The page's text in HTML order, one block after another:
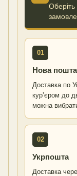
01
Нова пошта
Доставка по
кур’єром до
можна
02
Укрпошта
Доставка